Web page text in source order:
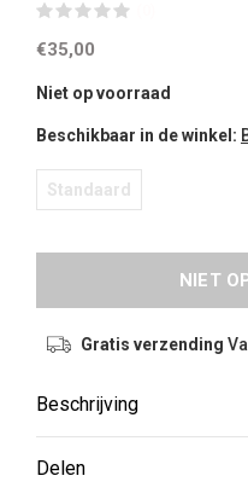
€35,00
Niet op voorraad
Beschikbaar in de winkel:
Standaard
NIET
Gratis verzending
Beschrijving
Delen